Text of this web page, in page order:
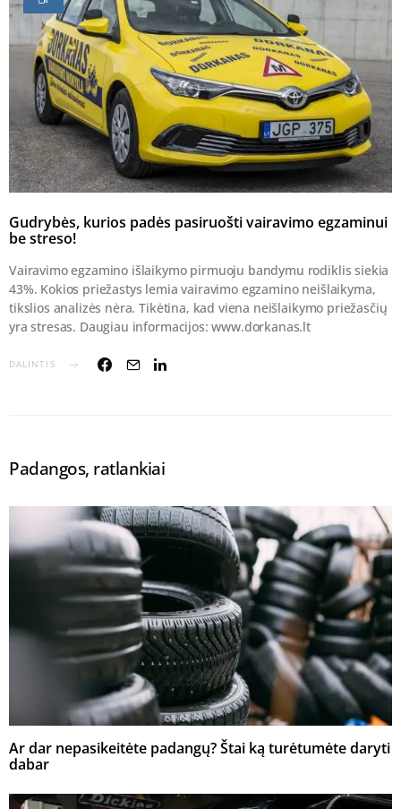
Gudrybės, kurios padės pasiruošti vairavimo egzaminui
be streso!
Vairavimo egzamino išlaikymo pirmuoju bandymu rodiklis siekia
43%. Kokios priežastys lemia vairavimo egzamino neišlaikyma,
tikslios analizės nėra. Tikėtina, kad viena neišlaikymo priežasčių
yra stresas. Daugiau informacijos: www.dorkanas.lt
DALINTIS
Padangos, ratlankiai
Ar dar nepasikeitėte padangų? Štai ką turėtumėte daryti
dabar